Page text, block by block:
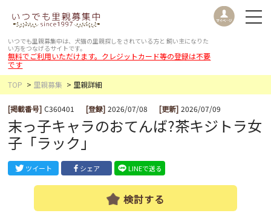
いつでも里親募集中は、犬猫の里親探しをされている方と 飼い主になりた
い方をつなげるサイトです。
無料でご利用いただけます。クレジットカード等の登録は不要
です
TOP
里親募集 里親詳細
[掲載番号] C360401 [登録] 2026/07/08 [更新] 2026/07/09
末っ子キャラのおてんば?茶キジトラ女
子「ラック」
ツイート シェア LINEで送る
検討する